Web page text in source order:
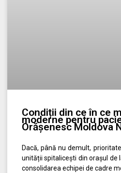
Condiții din ce în ce
moderne pentru
Orășenesc Moldova
Dacă, până nu demult,
unității spitalicești din orașul de
consolidarea echipei de cadre